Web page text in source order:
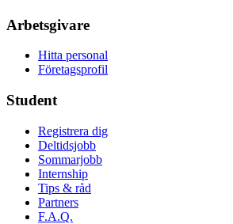
Arbetsgivare
Hitta personal
Företagsprofil
Student
Registrera dig
Deltidsjobb
Sommarjobb
Internship
Tips & råd
Partners
F.A.Q.